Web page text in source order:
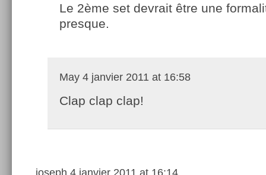
Le 2ème set devrait être une
presque.
May 4 janvier 2011 at 16:58
Clap clap clap!
joseph 4 janvier 2011 at 16:14